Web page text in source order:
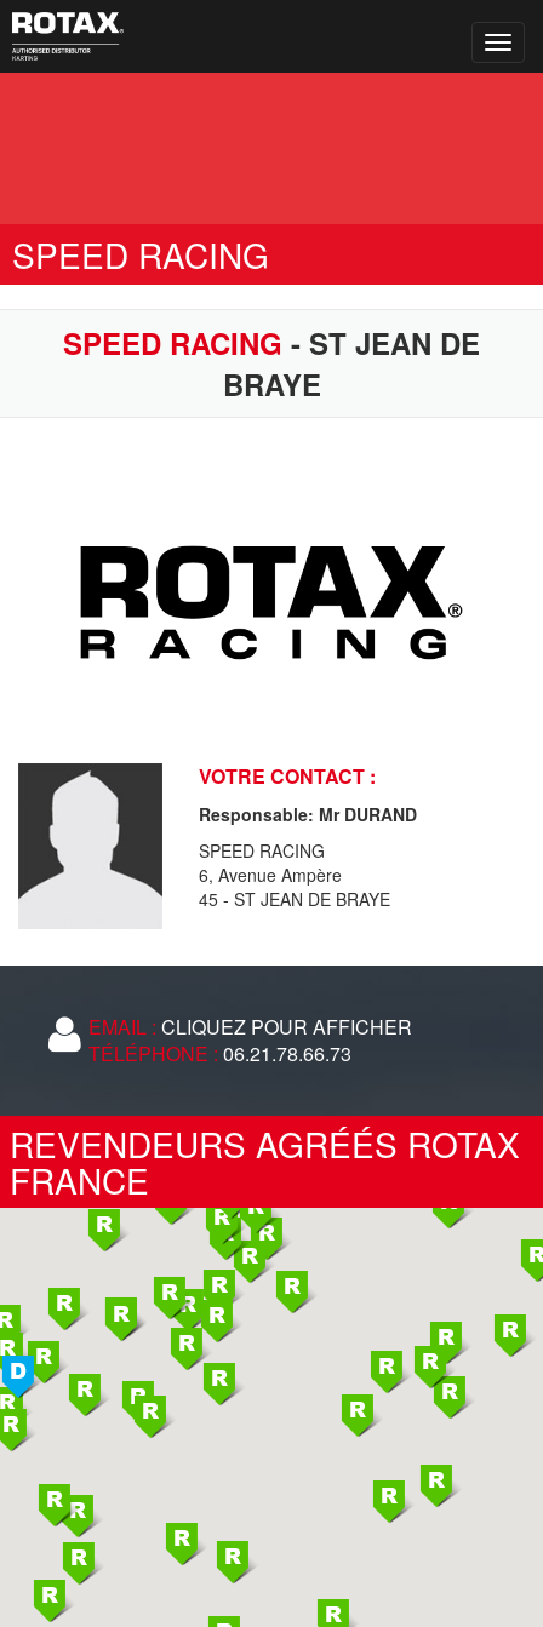
SPEED RACING
SPEED RACING - ST JEAN DE
BRAYE
VOTRE CONTACT :
Responsable: Mr DURAND
SPEED RACING
6, Avenue Ampère
45 - ST JEAN DE BRAYE
EMAIL :CLIQUEZ POUR AFFICHER
TÉLÉPHONE :06.21.78.66.73
REVENDEURS AGRÉÉS ROTAX
FRANCE